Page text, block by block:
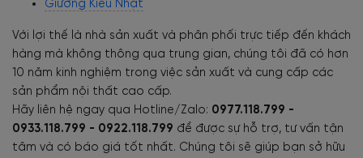
Giường Kiểu Nhật
Với lợi thế là nhà sản xuất và phân phối trực tiếp đến khách
hàng mà không thông qua trung gian, chúng tôi đã có hơn
10 năm kinh nghiệm trong việc sản xuất và cung cấp các
sản phẩm nội thất cao cấp.
Hãy liên hệ ngay qua Hotline/Zalo: 0977.118.799 -
0933.118.799 - 0922.118.799 để được sự hỗ trợ, tư vấn tận
tâm và có báo giá tốt nhất. Chúng tôi sẽ giúp bạn sở hữu